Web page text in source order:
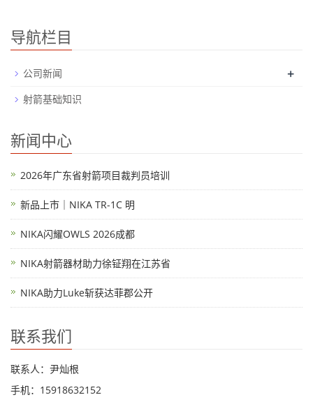
导航栏目
公司新闻 +
射箭基础知识
新闻中心
2026年广东省射箭项目裁判员培训
新品上市｜NIKA TR-1C 明
NIKA闪耀OWLS 2026成都
NIKA射箭器材助力徐钲翔在江苏省
NIKA助力Luke斩获达菲郡公开
联系我们
联系人：尹灿根
手机：15918632152